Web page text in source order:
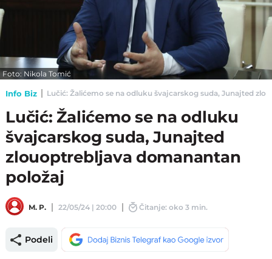
Foto: Nikola Tomić
Info Biz Lučić: Žalićemo se na odluku švajcarskog suda, Junajted
Lučić: Žalićemo se na odluku
švajcarskog suda, Junajted
zlouoptrebljava domanantan
položaj
M. P. 22/05/24 | 20:00 Čitanje: oko 3 min.
Podeli